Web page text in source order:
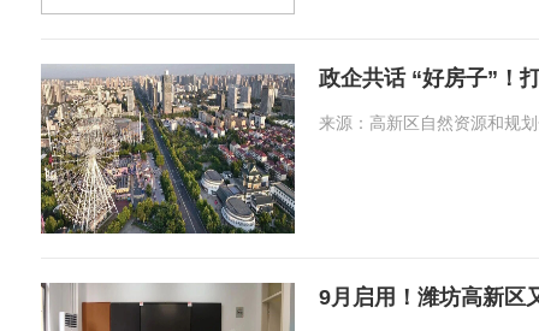
政企共话 “好房子”！
来源：高新区自然资源和规
9月启用！潍坊高新区